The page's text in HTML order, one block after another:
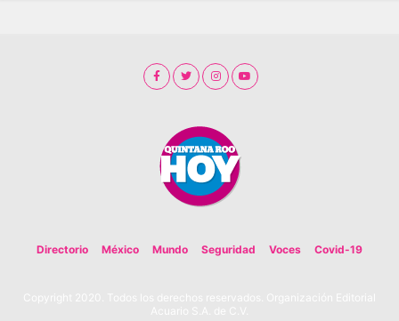
Directorio México Mundo Seguridad Voces Covid-19